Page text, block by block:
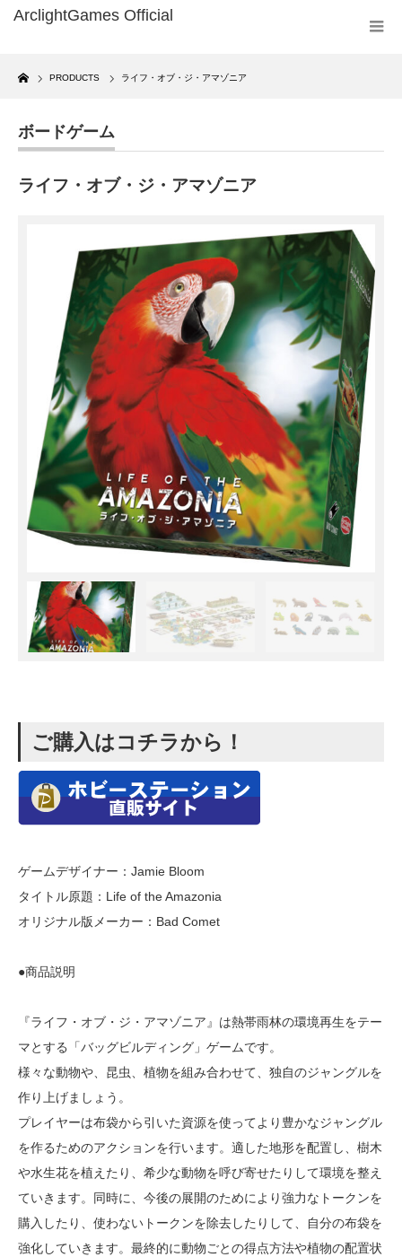
Home
PRODUCTS ライフ・オブ・ジ・アマゾニア
ボードゲーム
ライフ・オブ・ジ・アマゾニア
ご購入はコチラから！
ゲームデザイナー：Jamie Bloom
タイトル原題：Life of the Amazonia
オリジナル版メーカー：Bad Comet
●商品説明
『ライフ・オブ・ジ・アマゾニア』は熱帯雨林の環境再生をテー
マとする「バッグビルディング」ゲームです。
様々な動物や、昆虫、植物を組み合わせて、独自のジャングルを
作り上げましょう。
プレイヤーは布袋から引いた資源を使ってより豊かなジャングル
を作るためのアクションを行います。適した地形を配置し、樹木
や水生花を植えたり、希少な動物を呼び寄せたりして環境を整え
ていきます。同時に、今後の展開のためにより強力なトークンを
購入したり、使わないトークンを除去したりして、自分の布袋を
強化していきます。最終的に動物ごとの得点方法や植物の配置状